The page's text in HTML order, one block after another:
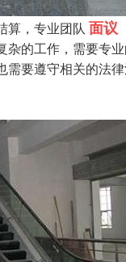
算，专业团队 面议
杂的工作，需要专
需要遵守相关的法